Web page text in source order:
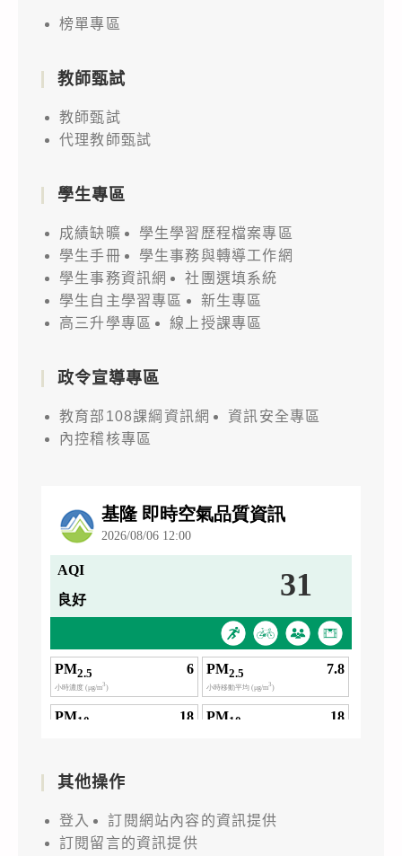
榜單專區
教師甄試
教師甄試
代理教師甄試
學生專區
成績缺曠
學生學習歷程檔案專區
學生手冊
學生事務與轉導工作網
學生事務資訊網
社團選填系統
學生自主學習專區
新生專區
高三升學專區
線上授課專區
政令宣導專區
教育部108課綱資訊網
資訊安全專區
內控稽核專區
其他操作
登入
訂閱網站內容的資訊提供
訂閱留言的資訊提供